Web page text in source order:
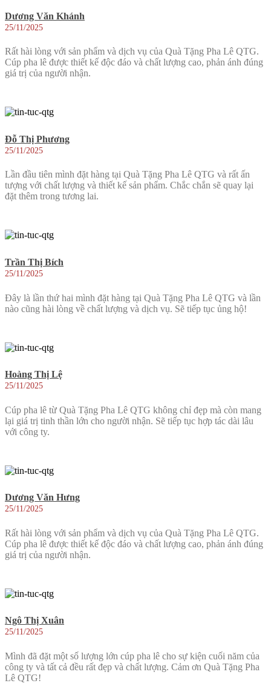
Dương Văn Khánh
25/11/2025
Rất hài lòng với sản phẩm và dịch vụ của Quà Tặng Pha Lê QTG.
Cúp pha lê được thiết kế độc đáo và chất lượng cao, phản ánh đúng
giá trị của người nhận.
Đỗ Thị Phương
25/11/2025
Lần đầu tiên mình đặt hàng tại Quà Tặng Pha Lê QTG và rất ấn
tượng với chất lượng và thiết kế sản phẩm. Chắc chắn sẽ quay lại
đặt thêm trong tương lai.
Trần Thị Bích
25/11/2025
Đây là lần thứ hai mình đặt hàng tại Quà Tặng Pha Lê QTG và lần
nào cũng hài lòng về chất lượng và dịch vụ. Sẽ tiếp tục ủng hộ!
Hoàng Thị Lệ
25/11/2025
Cúp pha lê từ Quà Tặng Pha Lê QTG không chỉ đẹp mà còn mang
lại giá trị tinh thần lớn cho người nhận. Sẽ tiếp tục hợp tác dài lâu
với công ty.
Dương Văn Hưng
25/11/2025
Rất hài lòng với sản phẩm và dịch vụ của Quà Tặng Pha Lê QTG.
Cúp pha lê được thiết kế độc đáo và chất lượng cao, phản ánh đúng
giá trị của người nhận.
Ngô Thị Xuân
25/11/2025
Mình đã đặt một số lượng lớn cúp pha lê cho sự kiện cuối năm của
công ty và tất cả đều rất đẹp và chất lượng. Cảm ơn Quà Tặng Pha
Lê QTG!